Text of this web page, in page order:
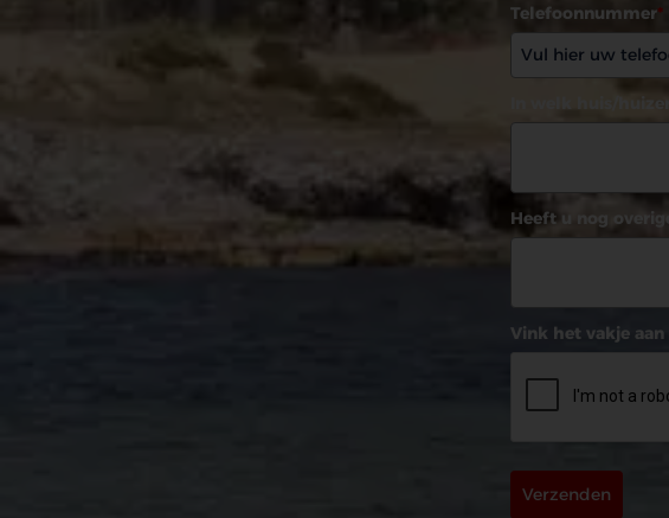
Telefoonnummer*
In welk huis/
Heeft u nog
Vink het vakje
Verzenden